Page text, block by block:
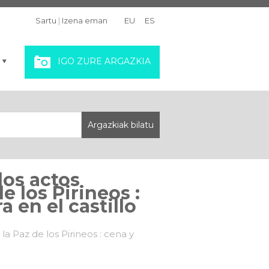
Sartu | Izena eman EU ES
IGO ZURE ARGAZKIA
actos
los Pirineos :
en el castillo